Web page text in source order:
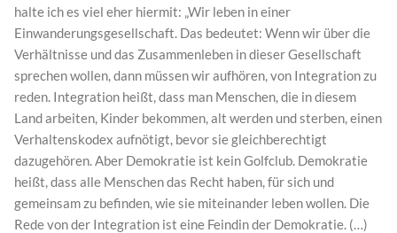
halte ich es viel eher hiermit: „Wir leben in einer
Einwanderungsgesellschaft. Das bedeutet: Wenn wir über die
Verhältnisse und das Zusammenleben in dieser Gesellschaft
sprechen wollen, dann müssen wir aufhören, von Integration zu
reden. Integration heißt, dass man Menschen, die in diesem
Land arbeiten, Kinder bekommen, alt werden und sterben, einen
Verhaltenskodex aufnötigt, bevor sie gleichberechtigt
dazugehören. Aber Demokratie ist kein Golfclub. Demokratie
heißt, dass alle Menschen das Recht haben, für sich und
gemeinsam zu befinden, wie sie miteinander leben wollen. Die
Rede von der Integration ist eine Feindin der Demokratie. (…)